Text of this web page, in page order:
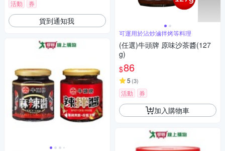
活動 券
貨到通知我
可運用於沾炒滷拌烤等料理
(任選)牛頭牌 原味沙茶醬(127
g)
$86
5 (3)
活動 券
加入購物車